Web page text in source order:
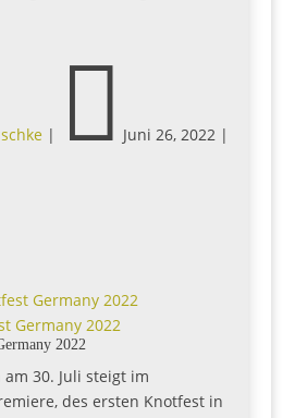
|  Juni 26, 2022|
Germany 2022
2022
30. Juli steigt im
des ersten Knotfest in